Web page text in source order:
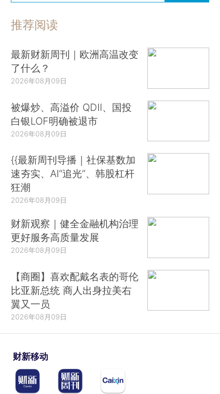
推荐阅读
最新财新周刊｜欧洲高温改变
了什么？
2026年08月09日
被爆炒、高溢价 QDII、国投
白银LOF明确被退市
2026年08月09日
{{最新周刊导播｜社保基数加
速夯实、AI“追光”、韩股杠杆
狂潮
2026年08月09日
财新观察｜健全金融机构治理
更好服务高质量发展
2026年08月09日
【商圈】喜欢配戴名表的哥伦
比亚新总统 商人出身拉美右
翼又一员
2026年08月09日
财新移动